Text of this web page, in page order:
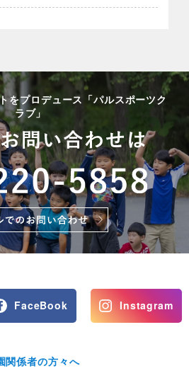
をプロデュース「パルスポーツク
ラブ」
FaceBook Instagram
関係者の方々へ